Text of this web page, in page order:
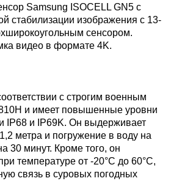
Samsung ISOCELL GN5 с
стабилизации изображения с 13-
сенсором.
видео в формате 4K.
с строгим военным
и имеет повышенные уровни
IP68 и IP69K. Он выдерживает
метра и погружение в воду на
30 минут. Кроме того, он
температуре от -20°C до 60°C,
связь в суровых погодных